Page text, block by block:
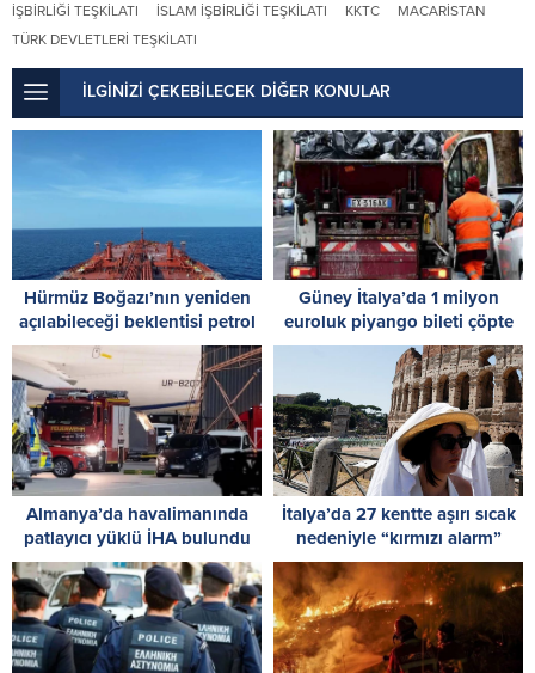
İŞBIRLIĞI TEŞKILATI
İSLAM İŞBIRLIĞI TEŞKILATI KKTC
MACARISTAN
TÜRK DEVLETLERI TEŞKILATI
İLGİNİZİ ÇEKEBİLECEK DİĞER KONULAR
Hürmüz Boğazı’nın yeniden
açılabileceği beklentisi petrol
fiyatlarını düşürdü
Güney İtalya’da 1 milyon
euroluk piyango bileti çöpte
bulundu
Almanya’da havalimanında
patlayıcı yüklü İHA bulundu
İtalya’da 27 kentte aşırı sıcak
nedeniyle “kırmızı alarm”
verildi